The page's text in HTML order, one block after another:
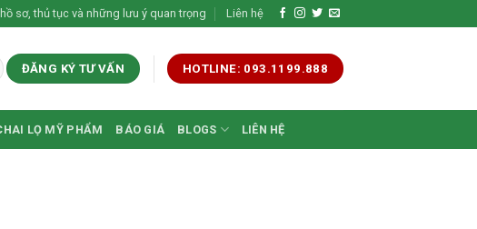
sơ, thủ tục và những lưu ý quan trọng Liên hệ
ĐĂNG KÝ TƯ VẤN HOTLINE: 093.1199.888
LỌ MỸ PHẨM BÁO GIÁ BLOGS LIÊN HỆ